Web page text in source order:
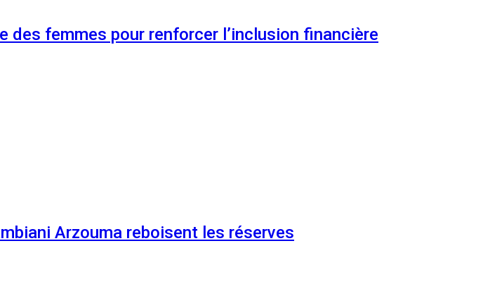
des femmes pour renforcer l’inclusion financière
Arzouma reboisent les réserves